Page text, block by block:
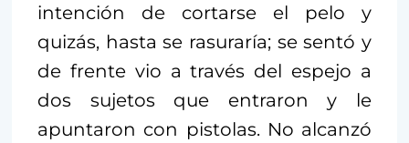
intención de cortarse el pelo y
quizás, hasta se rasuraría; se sentó y
de frente vio a través del espejo a
dos sujetos que entraron y le
apuntaron con pistolas. No alcanzó